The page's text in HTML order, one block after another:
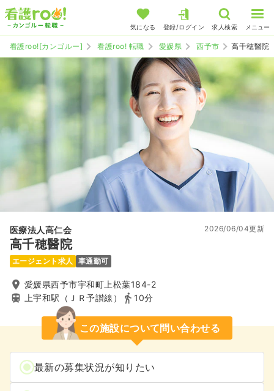
気になる 登録/ログイン 求人検索 メニュー
看護roo![カンゴルー] 看護roo! 転職 愛媛県 西予市 高千穂醫院
医療法人高仁会
高千穂醫院
2026/06/04更新
エージェント求人 車通勤可
愛媛県西予市宇和町上松葉184-2
上宇和駅（ＪＲ予讃線）
10分
この施設について問い合わせる
最新の募集状況が知りたい